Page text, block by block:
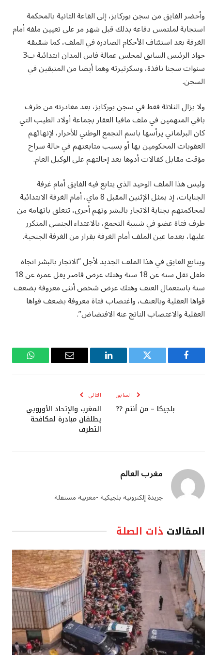
وأحضر الفايق من سجن بوركايز، إلى القاعة الثانية بالمحكمة
استجابة لملتمس دفاعه بذلك قبل شهر مر على تعيين ملفه أمام
الغرفة بعد استئناف الأحكام الصادرة في الملف، كما شقيقه
جواد الرئيس السابق لمجلس عمالة فاس المدان ابتدائية ب3
سنوات سجنا نافذة، وسكرتيرته وهما أيضا من المتبقين في
السجن.
ولا يزال الثلاثة فقط في سجن بوركايز، بعد مغادرته من طرف
باقي المتهمين في ملف مافيا العقار بجماعة أولاد الطيب التي
كان البرلماني يرأسها باسم التجمع الوطني للأحرار، لإنهائهم
العقوبات المحكومين بها أو بسبب متابعتهم في حالة سراح
مؤقت مقابل كفالات أدوها بعد إحالتهم على الوكيل العام.
وليس هذا الملف الوحيد الذي يتابع فيه الفايق أمام غرفة
الجنايات، إذ يمثل الإثنين المقبل 8 ماي، أمام الغرفة الابتدائية
لمحاكمتهم بجناية الاتجار بالبشر وتهم أخرى، تتعلق باتهامه من
طرف فتاة عضو في شبيبة التجمع، بالاعتداء الجنسي المتكرر
عليها، بعدما عين الملف أمام الغرفة بقرار من الغرفة الجنحية.
ويتابع الفايق في هذا الملف الجديد لأجل “الاتجار بالبشر اتجاه
طفل تقل سنه عن 18 سنة وهتك عرض قاصر يقل عمره عن 18
سنة باستعمال العنف وهتك عرض شخص أنثى معروفة بضعف
قواها العقلية وبالعنف، واغتصاب فتاة معروفة بضعف قواها
العقلية والاغتصاب الناتج عنه الافتضاض”.
فيسبوك تويتر لينكدإن
البريد
واتساب
السابق
بلجيكا – من أنتم ??
التالي
المغرب والإتحاد الأوروبي
يطلقان مبادرة لمكافحة
التطرف
مغرب العالم
جريدة إلكترونية بلجيكية -مغربية مستقلة
المقالات ذات الصلة